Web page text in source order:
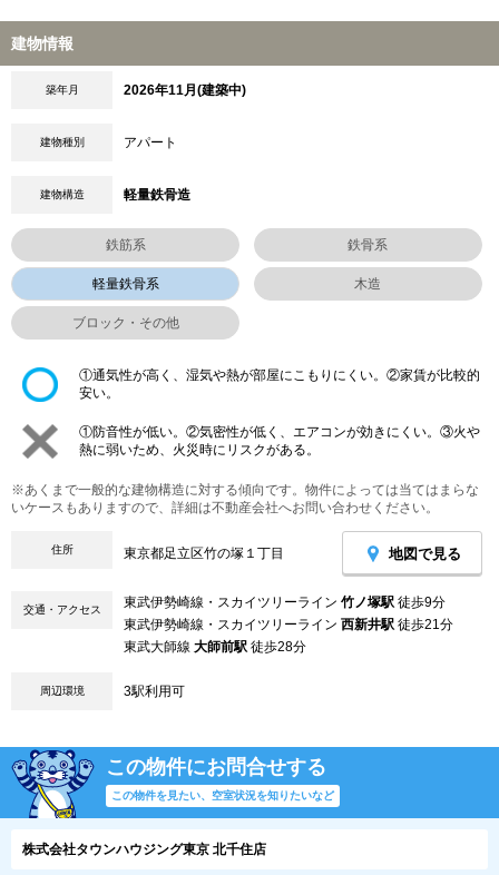
建物情報
築年月 2026年11月(建築中)
建物種別 アパート
建物構造 軽量鉄骨造
鉄筋系 鉄骨系
軽量鉄骨系 木造
ブロック・その他
①通気性が高く、湿気や熱が部屋にこもりにくい。②家賃が比較的
安い。
①防音性が低い。②気密性が低く、エアコンが効きにくい。③火や
熱に弱いため、火災時にリスクがある。
※あくまで一般的な建物構造に対する傾向です。物件によっては当てはまらな
いケースもありますので、詳細は不動産会社へお問い合わせください。
住所 東京都足立区竹の塚１丁目 地図で見る
交通・アクセス 東武伊勢崎線・スカイツリーライン 竹ノ塚駅 徒歩9分
東武伊勢崎線・スカイツリーライン 西新井駅 徒歩21分
東武大師線 大師前駅 徒歩28分
周辺環境 3駅利用可
この物件にお問合せする
この物件を見たい、空室状況を知りたいなど
株式会社タウンハウジング東京 北千住店